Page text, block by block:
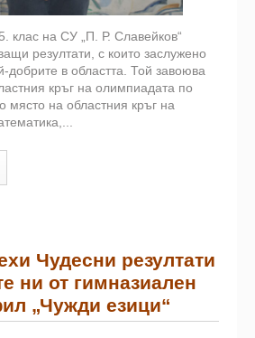
клас на СУ „П. Р. Славейков“
резултати, с които заслужено
добрите в областта. Той завоюва
кръг на олимпиадата по
място на областния кръг на
Чудесни резултати
ни от гимназиален
„Чужди езици“